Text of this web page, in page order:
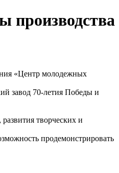
производства
«Центр молодежных
завод 70-летия Победы и
творческих и
продемонстрировать